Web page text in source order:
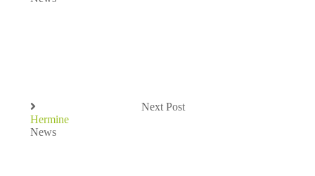
Next Post
Hermine
News